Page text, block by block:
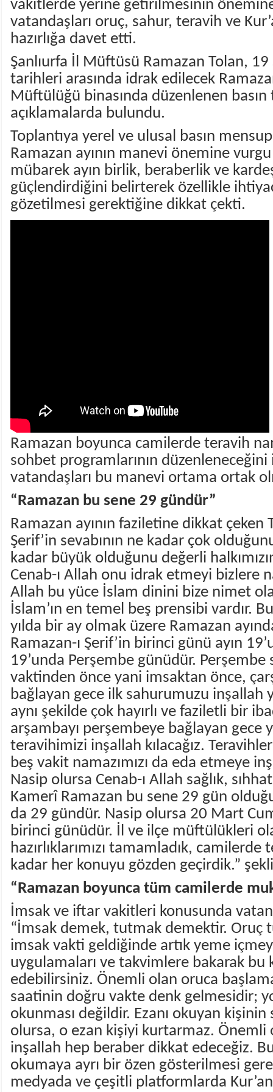
vakitlerde yerine getirilmesinin
vatandaşları oruç, sahur, teravih ve
hazırlığa davet etti.
Şanlıurfa İl Müftüsü Ramazan Tolan,
tarihleri arasında idrak edilecek
Müftülüğü binasında düzenlenen basın
açıklamalarda bulundu.
Toplantıya yerel ve ulusal basın
Ramazan ayının manevi önemine
mübarek ayın birlik, beraberlik ve
güçlendirdiğini belirterek özellikle
gözetilmesi gerektiğine dikkat çekti.
Ramazan boyunca camilerde teravih
sohbet programlarının
vatandaşları bu manevi ortama ortak
“Ramazan bu sene 29 gündür”
Ramazan ayının faziletine dikkat çeken
Şerif’in sevabının ne kadar çok
kadar büyük olduğunu değerli
Cenab-ı Allah onu idrak etmeyi bizlere
Allah bu yüce İslam dinini bize nimet
İslam’ın en temel beş prensibi vardır.
yılda bir ay olmak üzere Ramazan
Ramazan-ı Şerif’in birinci günü ayın
19’unda Perşembe günüdür. Perşembe
vaktinden önce yani imsaktan önce,
bağlayan gece ilk sahurumuzu inşallah
aynı şekilde çok hayırlı ve faziletli bir
arşambayı perşembeye bağlayan gece
teravihimizi inşallah kılacağız.
beş vakit namazımızı da eda etmeye
Nasip olursa Cenab-ı Allah sağlık,
Kamerî Ramazan bu sene 29 gün
da 29 gündür. Nasip olursa 20 Mart
birinci günüdür. İl ve ilçe müftülükleri
hazırlıklarımızı tamamladık,
kadar her konuyu gözden geçirdik.”
“Ramazan boyunca tüm camilerde
İmsak ve iftar vakitleri konusunda
“İmsak demek, tutmak demektir. Oruç
imsak vakti geldiğinde artık yeme
uygulamaları ve takvimlere bakarak bu
edebilirsiniz. Önemli olan oruca
saatinin doğru vakte denk gelmesidir;
okunması değildir. Ezanı okuyan kişinin
olursa, o ezan kişiyi kurtarmaz. Önemli
inşallah hep beraber dikkat edeceğiz.
okumaya ayrı bir özen gösterilmesi
medyada ve çeşitli platformlarda